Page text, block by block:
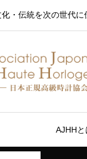
・伝統を次の世代
AJHHと